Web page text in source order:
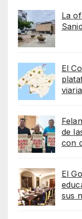
La
El
de
con
El
sus